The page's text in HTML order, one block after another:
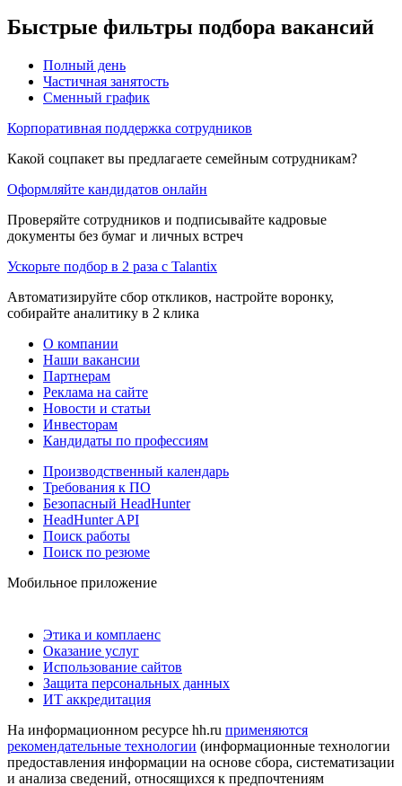
Быстрые фильтры подбора вакансий
Полный день
Частичная занятость
Сменный график
Корпоративная поддержка сотрудников
Какой соцпакет вы предлагаете семейным сотрудникам?
Оформляйте кандидатов онлайн
Проверяйте сотрудников и подписывайте кадровые
документы без бумаг и личных встреч
Ускорьте подбор в 2 раза с Talantix
Автоматизируйте сбор откликов, настройте воронку,
собирайте аналитику в 2 клика
О компании
Наши вакансии
Партнерам
Реклама на сайте
Новости и статьи
Инвесторам
Кандидаты по профессиям
Производственный календарь
Требования к ПО
Безопасный HeadHunter
HeadHunter API
Поиск работы
Поиск по резюме
Мобильное приложение
Этика и комплаенс
Оказание услуг
Использование сайтов
Защита персональных данных
ИТ аккредитация
На информационном ресурсе hh.ru применяются
рекомендательные технологии (информационные технологии
предоставления информации на основе сбора, систематизации
и анализа сведений, относящихся к предпочтениям